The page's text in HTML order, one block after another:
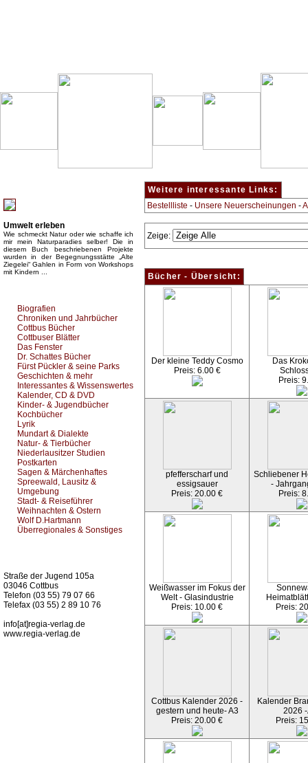
Umwelt erleben
Wie schmeckt Natur oder wie schaffe ich
mir mein Naturparadies selber! Die in
diesem Buch beschriebenen Projekte
wurden in der Begegnungsstätte „Alte
Ziegelei“ Gahlen in Form von Workshops
mit Kindern ...
Biografien
Chroniken und Jahrbücher
Cottbus Bücher
Cottbuser Blätter
Das Fenster
Dr. Schattes Bücher
Fürst Pückler & seine Parks
Geschichten & mehr
Interessantes & Wissenswertes
Kalender, CD & DVD
Kinder- & Jugendbücher
Kochbücher
Lyrik
Mundart & Dialekte
Natur- & Tierbücher
Niederlausitzer Studien
Postkarten
Sagen & Märchenhaftes
Spreewald, Lausitz &
Umgebung
Stadt- & Reiseführer
Weihnachten & Ostern
Wolf D.Hartmann
Überregionales & Sonstiges
Straße der Jugend 105a
03046 Cottbus
Telefon (03 55) 79 07 66
Telefax (03 55) 2 89 10 76
info[at]regia-verlag.de
www.regia-verlag.de
Weitere interessante Links:
Bestellliste - Unsere Neuerscheinungen -
Zeige:
Bücher - Übersicht:
Der kleine Teddy Cosmo
Preis: 6.00 €
Das
Preis:
pfefferscharf und
essigsauer
Preis: 20.00 €
Schliebener
-
Preis:
Weißwasser im Fokus der
Welt - Glasindustrie
Preis: 10.00 €
Preis:
Cottbus Kalender 2026 -
gestern und heute- A3
Preis: 20.00 €
Kalender
2026
Preis: